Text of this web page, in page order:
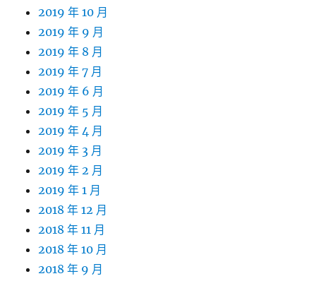
2019 年 10 月
2019 年 9 月
2019 年 8 月
2019 年 7 月
2019 年 6 月
2019 年 5 月
2019 年 4 月
2019 年 3 月
2019 年 2 月
2019 年 1 月
2018 年 12 月
2018 年 11 月
2018 年 10 月
2018 年 9 月